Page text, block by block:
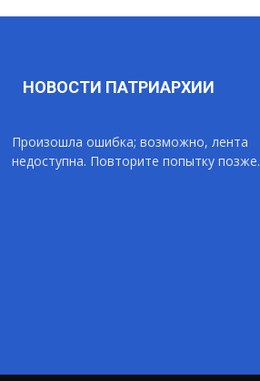
НОВОСТИ ПАТРИАРХИИ
Произошла ошибка; возможно, лента
недоступна. Повторите попытку позже.